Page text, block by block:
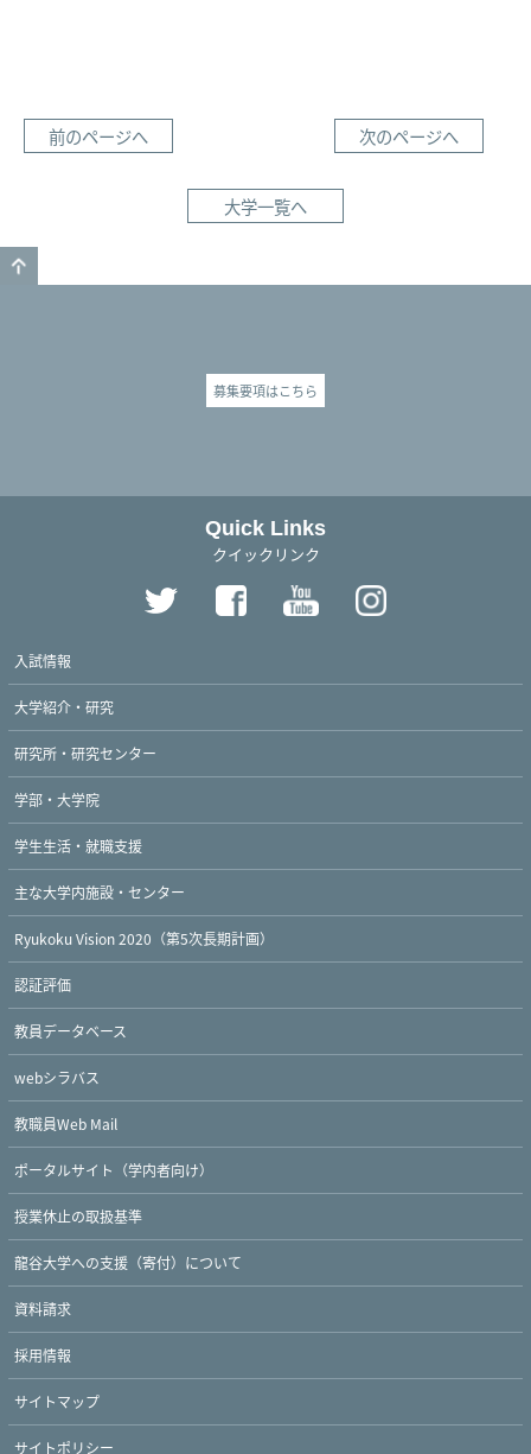
前のページへ 次のページへ
大学一覧へ
募集要項はこちら
Quick Links
クイックリンク
入試情報
大学紹介・研究
研究所・研究センター
学部・大学院
学生生活・就職支援
主な大学内施設・センター
Ryukoku Vision 2020（第5次長期計画）
認証評価
教員データベース
webシラバス
教職員Web Mail
ポータルサイト（学内者向け）
授業休止の取扱基準
龍谷大学への支援（寄付）について
資料請求
採用情報
サイトマップ
サイトポリシー